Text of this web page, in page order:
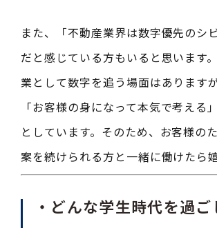
また、「不動産業界は数字優先のシ
だと感じている方もいると思います
業として数字を追う場面はあります
「お客様の身になって本気で考える
としています。そのため、お客様の
案を続けられる方と一緒に働けたら
・どんな学生時代を過ご